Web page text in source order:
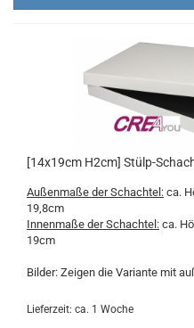
[14x19cm H2cm] Stülp-
Außenmaße der Schachtel: ca.
19,8cm
Innenmaße der Schachtel: ca.
19cm
Bilder: Zeigen die Variante mit
Lieferzeit: ca. 1 Woche